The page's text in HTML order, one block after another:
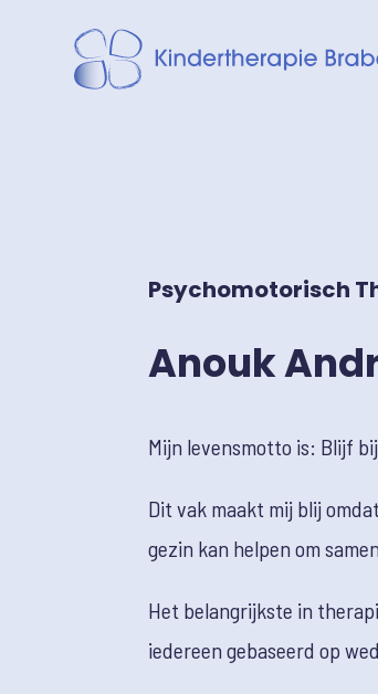
Psychomotorisch
Anouk
Mijn levensmotto is: Blijf
Dit vak maakt mij blij
gezin kan helpen om
Het belangrijkste in
iedereen gebaseerd op